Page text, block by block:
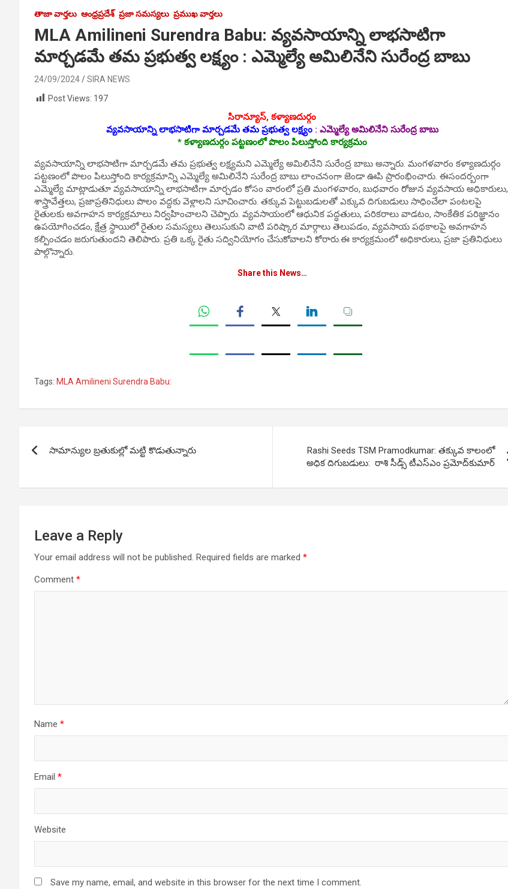
తాజా వార్తలు ఆంధ్రప్రదేశ్ ప్రజా సమస్యలు ప్రముఖ వార్తలు
MLA Amilineni Surendra Babu: వ్యవసాయాన్ని లాభసాటిగా
మార్చడమే తమ ప్రభుత్వ ల‌క్ష్యం : ఎమ్మెల్యే అమిలినేని సురేంద్ర బాబు
24/09/2024
SIRA NEWS
Post Views: 197
సిరాన్యూస్‌, కళ్యాణదుర్గం
వ్యవసాయాన్ని లాభసాటిగా మార్చడమే తమ ప్రభుత్వ ల‌క్ష్యం: ఎమ్మెల్యే అమిలినేని సురేంద్ర బాబు
* కళ్యాణదుర్గం పట్టణంలో పొలం పిలుస్తోంది కార్య‌క్ర‌మం
వ్యవసాయాన్ని లాభసాటిగా మార్చడమే తమ ప్రభుత్వ లక్ష్యమని ఎమ్మెల్యే అమిలినేని సురేంద్ర బాబు అన్నారు. మంగ‌ళ‌వారం కళ్యాణదుర్గం
పట్టణంలో పొలం పిలుస్తోంది కార్యక్రమాన్ని ఎమ్మెల్యే అమిలినేని సురేంద్ర బాబు లాంచనంగా జెండా ఊపి ప్రారంభించారు. ఈసంద‌ర్బంగా
ఎమ్మెల్యే మాట్లాడుతూ వ్యవసాయాన్ని లాభసాటిగా మార్చడం కోసం వారంలో ప్రతి మంగళవారం, బుధవారం రోజున వ్యవసాయ అధికారులు,
శాస్త్రావేత్తలు, ప్రజాప్రతినిధులు పొలం వద్దకు వెళ్లాల‌ని సూచించారు. తక్కువ పెట్టుబడులతో ఎక్కువ దిగుబడులు సాధించేలా పంటలపై
రైతుల‌కు అవగాహన కార్యక్రమాలు నిర్వ‌హించాల‌ని చెప్పారు. వ్యవసాయంలో ఆధునిక పద్ధతులు, పరికరాలు వాడటం, సాంకేతిక పరిజ్ఞానం
ఉపయోగించడం, క్షేత్ర స్థాయిలో రైతుల సమస్యలు తెలుసుకుని వాటి పరిష్కార మార్గాలు తెలుపడం, వ్యవసాయ పథకాలపై అవగాహన
కల్పించడం జరుగుతుందని తెలిపారు. ప్రతి ఒక్క రైతు సద్వినియోగం చేసుకోవాలని కోరారు.ఈ కార్య‌క్ర‌మంలో అధికారులు, ప్ర‌జా ప్ర‌తినిధులు
పాల్గొన్నారు.
Share this News…
Tags: MLA Amilineni Surendra Babu:
navigation
సామాన్యుల బ్రతుకుల్లో మట్టి కొడుతున్నారు
Rashi Seeds TSM Pramodkumar: త‌క్కువ కాలంలో
అధిక దిగుబ‌డులు: రాశి సీడ్స్ టీఎస్ఎం ప్ర‌మోద్‌కుమార్‌
Leave a Reply
Your email address will not be published. Required fields are marked *
Comment *
Name *
Email *
Website
Save my name, email, and website in this browser for the next time I comment.